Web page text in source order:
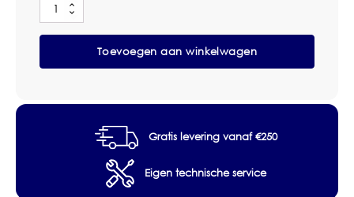
Specificaties
Merk: Wecowipe
Type: reinigingsdoek en vaatdoek
Wecowipe
Reinigingsdoek/Vaatdoek
Geel
10
Toevoegen aan winkelwagen
Gratis levering vanaf €250
Eigen technische service